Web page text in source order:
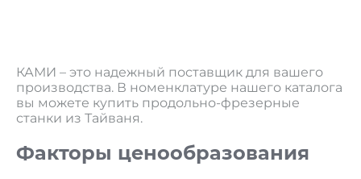
КАМИ – это надежный поставщик для вашего
производства. В номенклатуре нашего каталога
вы можете купить продольно-фрезерные
станки из Тайваня.
Факторы ценообразования